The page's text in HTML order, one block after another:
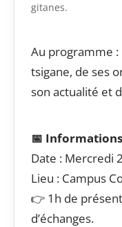
gitanes.
Au programme
tsigane, de ses
son actualité et
📅
Date : Mercredi
Lieu : Campus
👉 1h de
d’échanges.